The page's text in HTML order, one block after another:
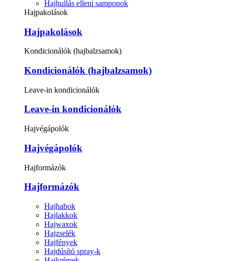
Hajhullás elleni samponok
Hajpakolások
Hajpakolások
Kondicionálók (hajbalzsamok)
Kondicionálók (hajbalzsamok)
Leave-in kondicionálók
Leave-in kondicionálók
Hajvégápolók
Hajvégápolók
Hajformázók
Hajformázók
Hajhabok
Hajlakkok
Hajwaxok
Hajzselék
Hajfények
Hajdúsító spray-k